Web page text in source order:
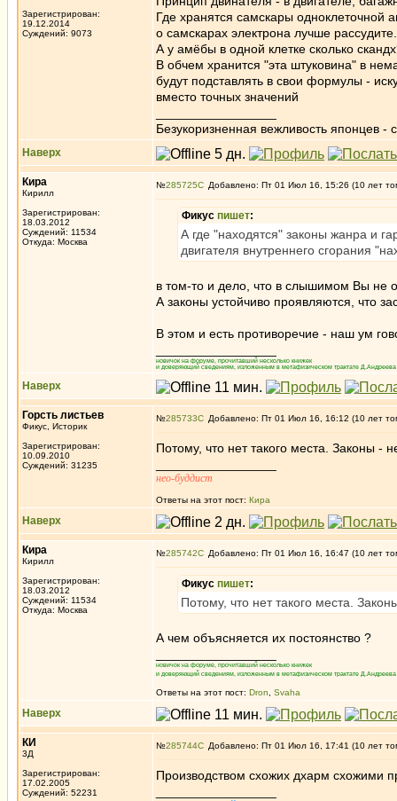
Зарегистрирован:
19.12.2014
Суждений: 9073
Где хранятся самскары одноклеточной
о самскарах электрона лучше
А у амёбы в одной клетке сколько
В обчем хранится "эта штуковина" в
будут подставлять в свои формулы -
вместо точных значений
Безукоризненная вежливость японцев -
Наверх
Кира
Кирилл
Зарегистрирован:
18.03.2012
Суждений: 11534
Откуда: Москва
№285725 Добавлено: Пт 01 Июл 16, 15:26 (10 лет
Фикус пишет:
А где "находятся" законы жанра и
двигателя внутреннего сгорания
в том-то и дело, что в слышимом Вы не
А законы устойчиво проявляются, что
В этом и есть противоречие - наш ум
новичок на форуме, прочитавший несколько книжек
и доверяющий сведениям, изложенным в метафизическом трактате
Наверх
Горсть листьев
Фикус, Историк
Зарегистрирован:
10.09.2010
Суждений: 31235
№285733 Добавлено: Пт 01 Июл 16, 16:12 (10 лет
Потому, что нет такого места. Законы
нео-буддист
Ответы на этот пост: Кира
Наверх
Кира
Кирилл
Зарегистрирован:
18.03.2012
Суждений: 11534
Откуда: Москва
№285742 Добавлено: Пт 01 Июл 16, 16:47 (10 лет
Фикус пишет:
Потому, что нет такого места.
А чем объясняется их постоянство ?
новичок на форуме, прочитавший несколько книжек
и доверяющий сведениям, изложенным в метафизическом трактате
Ответы на этот пост: Dron Svaha
Наверх
КИ
3Д
Зарегистрирован:
17.02.2005
Суждений: 52231
№285744 Добавлено: Пт 01 Июл 16, 17:41 (10 лет
Производством схожих дхарм схожими